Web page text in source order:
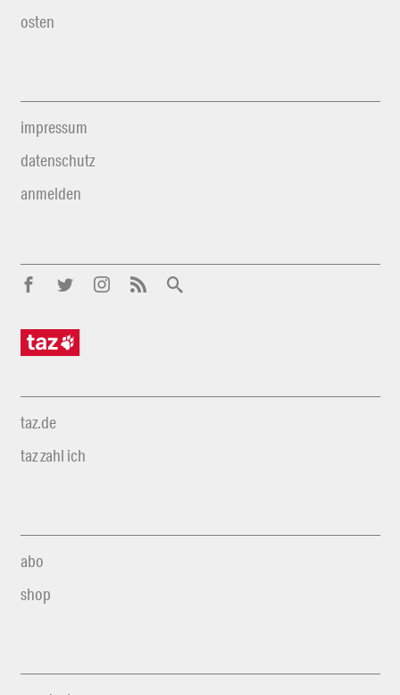
osten
impressum
datenschutz
anmelden
taz.de
taz zahl ich
abo
shop